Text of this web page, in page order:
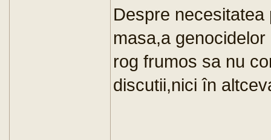
Despre
masa,a
rog frumos sa nu
discutii,nici în